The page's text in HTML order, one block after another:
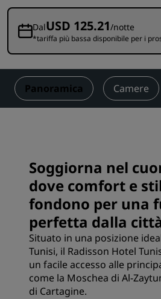
DalUSD 125.21/notte
*tariffa più bassa disponibile per i
Panoramica Camere
Soggiorna nel
dove comfort e
fondono per una
perfetta dalla
Situato in una posizione
Tunisi, il Radisson Hotel
un facile accesso alle
come la Moschea di Al-
di Cartagine.